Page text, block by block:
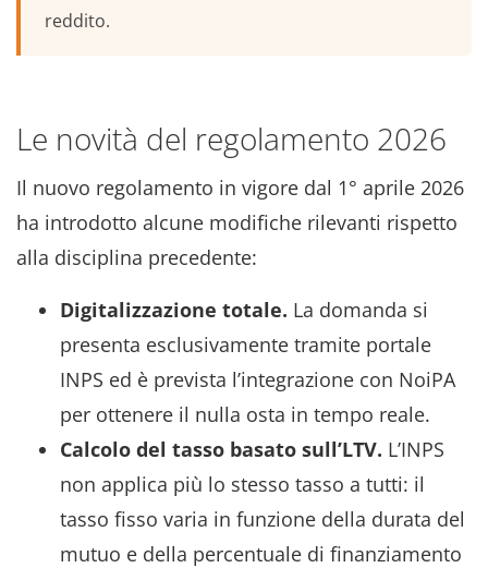
reddito.
Le novità del regolamento 2026
Il nuovo regolamento in vigore dal 1° aprile 2026
ha introdotto alcune modifiche rilevanti rispetto
alla disciplina precedente:
Digitalizzazione totale. La domanda si
presenta esclusivamente tramite portale
INPS ed è prevista l’integrazione con NoiPA
per ottenere il nulla osta in tempo reale.
Calcolo del tasso basato sull’LTV. L’INPS
non applica più lo stesso tasso a tutti: il
tasso fisso varia in funzione della durata del
mutuo e della percentuale di finanziamento